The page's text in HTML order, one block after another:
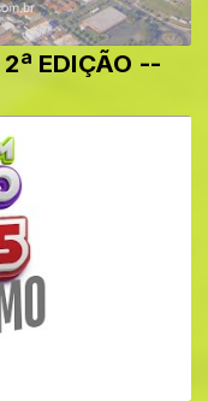
EDIÇÃO --